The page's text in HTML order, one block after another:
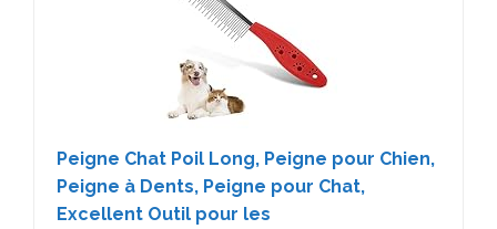
Peigne Chat Poil Long, Peigne pour Chien,
Peigne à Dents, Peigne pour Chat,
Excellent Outil pour les